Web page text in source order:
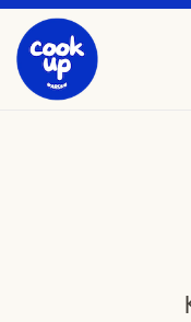
Przejdź
treści